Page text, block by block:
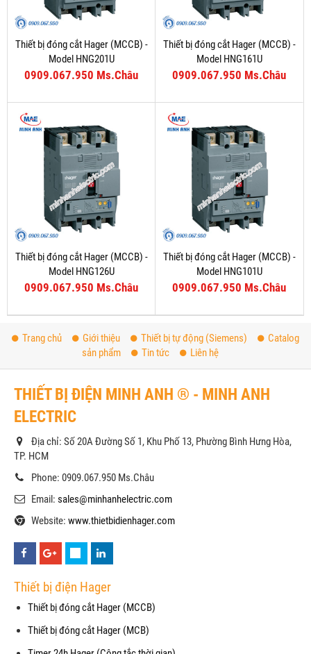
Thiết bị đóng cắt Hager (MCCB) -
Model HNG201U
0909.067.950 Ms.Châu
Thiết bị đóng cắt Hager (MCCB) -
Model HNG161U
0909.067.950 Ms.Châu
Thiết bị đóng cắt Hager (MCCB) -
Model HNG126U
0909.067.950 Ms.Châu
Thiết bị đóng cắt Hager (MCCB) -
Model HNG101U
0909.067.950 Ms.Châu
Trang chủ Giới thiệu Thiết bị tự động (Siemens)
Catalog
sản phẩm
Tin tức Liên hệ
THIẾT BỊ ĐIỆN MINH ANH ® - MINH ANH
ELECTRIC
Địa chỉ: Số 20A Đường Số 1, Khu Phố 13, Phường Bình Hưng Hòa,
TP. HCM
Phone: 0909.067.950 Ms.Châu
Email: sales@minhanhelectric.com
Website: www.thietbidienhager.com
Thiết bị điện Hager
Thiết bị đóng cắt Hager (MCCB)
Thiết bị đóng cắt Hager (MCB)